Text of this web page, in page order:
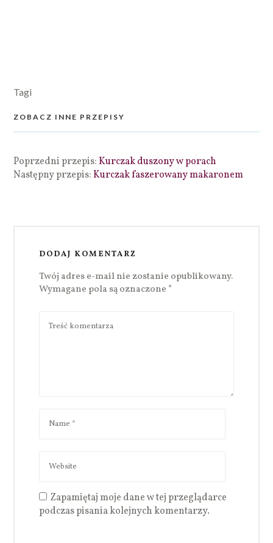
Tagi
ZOBACZ INNE PRZEPISY
Poprzedni przepis:Kurczak duszony w porach
Następny przepis:Kurczak faszerowany makaronem
DODAJ KOMENTARZ
Twój adres e-mail nie zostanie opublikowany.
Wymagane pola są oznaczone *
Zapamiętaj moje dane w tej przeglądarce
podczas pisania kolejnych komentarzy.